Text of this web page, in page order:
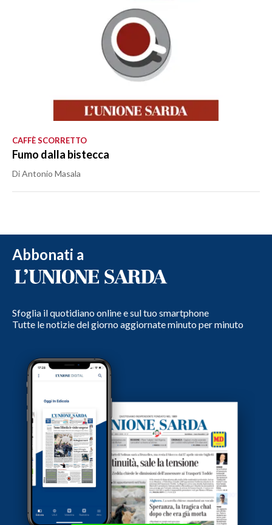
CAFFÈ SCORRETTO
Fumo dalla bistecca
Di Antonio Masala
Abbonati a
Sfoglia il quotidiano online e sul tuo smartphone
Tutte le notizie del giorno aggiornate minuto per minuto